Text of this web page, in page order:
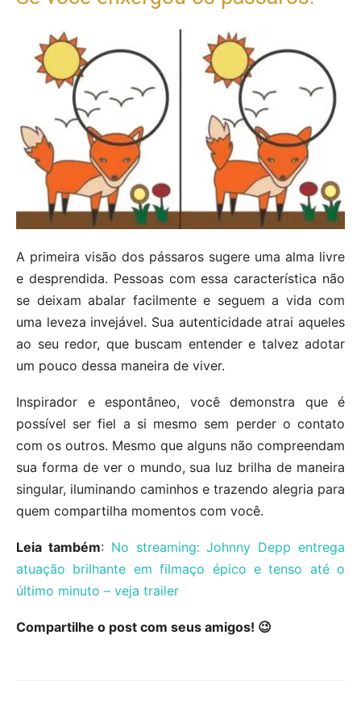
A primeira visão dos pássaros sugere uma alma livre
e desprendida. Pessoas com essa característica não
se deixam abalar facilmente e seguem a vida com
uma leveza invejável. Sua autenticidade atrai aqueles
ao seu redor, que buscam entender e talvez adotar
um pouco dessa maneira de viver.
Inspirador e espontâneo, você demonstra que é
possível ser fiel a si mesmo sem perder o contato
com os outros. Mesmo que alguns não compreendam
sua forma de ver o mundo, sua luz brilha de maneira
singular, iluminando caminhos e trazendo alegria para
quem compartilha momentos com você.
Leia também: No streaming: Johnny Depp entrega
atuação brilhante em filmaço épico e tenso até o
último minuto – veja trailer
Compartilhe o post com seus amigos! 😉